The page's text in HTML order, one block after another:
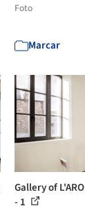
Foto
Marcar
Gallery of
- 1